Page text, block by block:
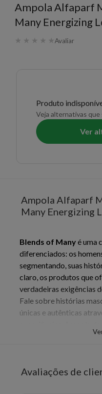
Ampola Alfaparf
Many Energizing
★ ★ ★ ★ ★Avaliar
Produto
Veja alternativas que
Ver
Ampola Alfaparf
Many Energizing
Blends of Manyé uma
diferenciados: os
segmentando, suas
claro, os produtos que
verdadeiras exigências
Fale sobre histórias
únicas e autênticas
cabelos enfraquecidos.
Of Many Energizing
Avaliações de